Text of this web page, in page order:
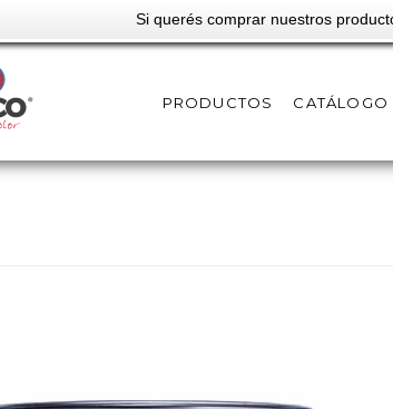
Si querés comprar nuestros
PRODUCTOS CATÁLOGO